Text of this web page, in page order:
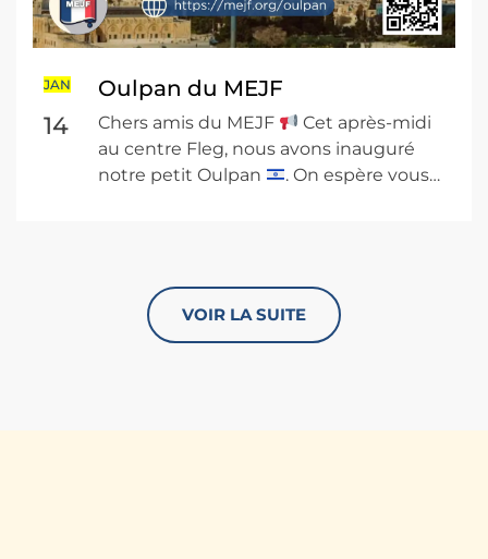
JAN
14
Oulpan du MEJF
Chers amis du MEJF
Cet après-midi
au centre Fleg, nous avons inauguré
notre petit Oulpan
. On espère vous…
VOIR LA SUITE